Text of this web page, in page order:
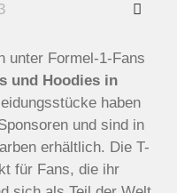
unter Formel-1-Fans
und Hoodies in
haben
und sind in
erhältlich. Die T-
für Fans, die ihr